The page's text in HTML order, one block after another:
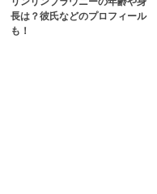
長は？彼氏などのプロフィール
も！